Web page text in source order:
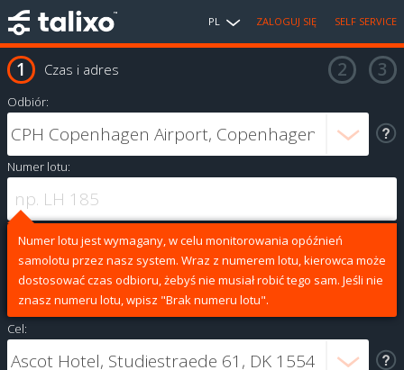
PL ZALOGUJ SIĘ SELF SERVICE
Czas i adres
Odbiór:
Numer lotu:
Numer lotu jest wymagany, w celu monitorowania opóźnień
samolotu przez nasz system. Wraz z numerem lotu, kierowca może
dostosować czas odbioru, żebyś nie musiał robić tego sam. Jeśli nie
znasz numeru lotu, wpisz "Brak numeru lotu".
Cel: